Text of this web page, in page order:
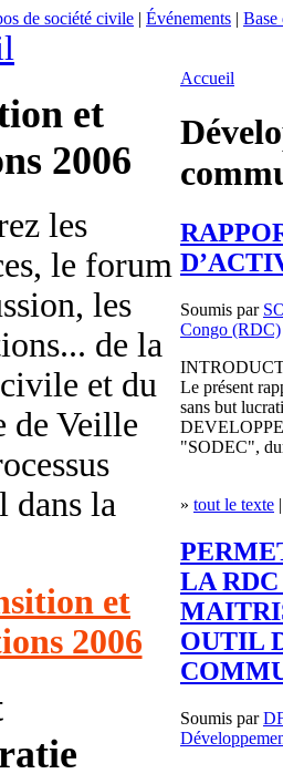
de société civile | Événements | Base
et
2006
les
le forum
les
de la
et du
de Veille
dans la
et
2006
Accueil
Soumis par
Congo (RDC)
Le présent
sans but
"SODEC",
» tout le texte
LA
OUTIL
Soumis par